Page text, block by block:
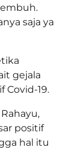
saja ya
gejala
Covid-19.
positif
hal itu